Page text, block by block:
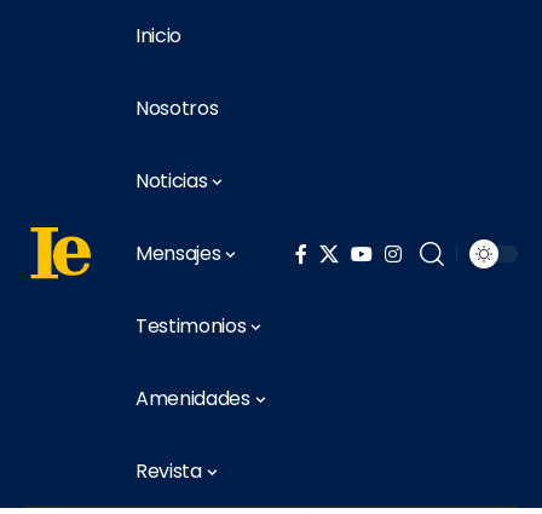
Inicio
Nosotros
Noticias
Mensajes
Testimonios
Amenidades
Revista